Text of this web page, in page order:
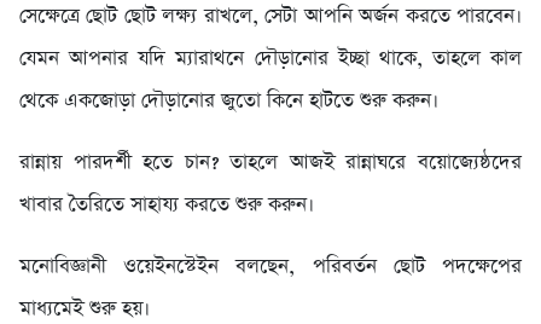
সেক্ষেত্রে ছোট ছোট লক্ষ্য রাখলে, সেটা আপনি অর্জন করতে পারবেন।
যেমন আপনার যদি ম্যারাথনে দৌড়ানোর ইচ্ছা থাকে, তাহলে কাল
থেকে একজোড়া দৌড়ানোর জুতো কিনে হাটতে শুরু করুন।
রান্নায় পারদর্শী হতে চান? তাহলে আজই রান্নাঘরে বয়োজ্যেষ্ঠদের
খাবার তৈরিতে সাহায্য করতে শুরু করুন।
মনোবিজ্ঞানী ওয়েইনস্টেইন বলছেন, পরিবর্তন ছোট পদক্ষেপের
মাধ্যমেই শুরু হয়।